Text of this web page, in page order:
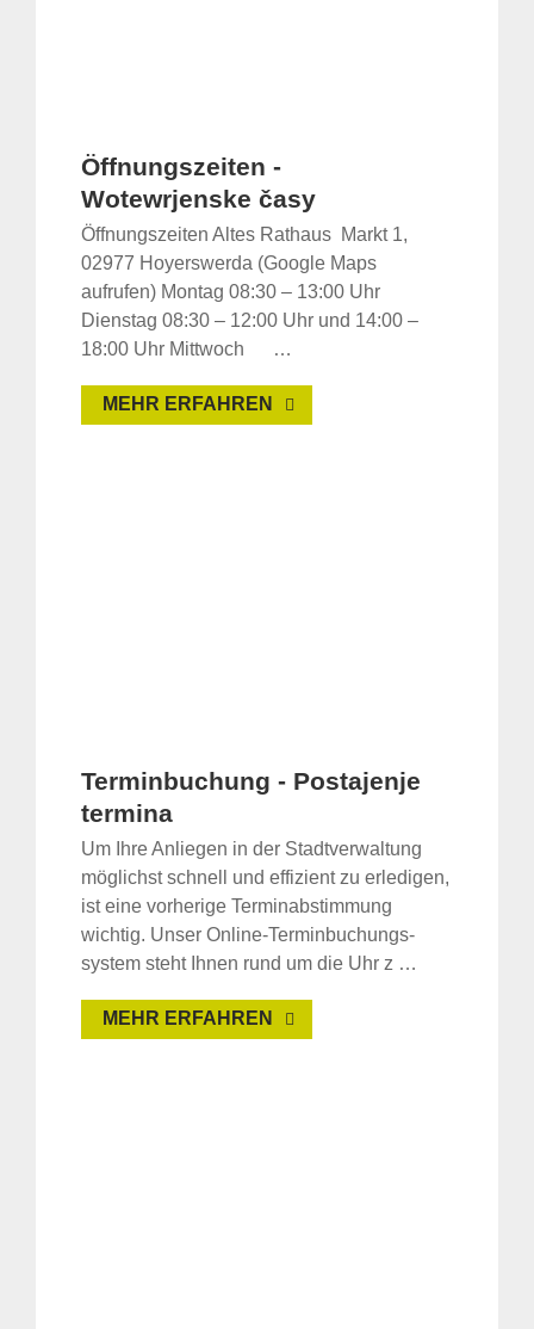
Öffnungszeiten -
Wotewrjenske časy
Öffnungszeiten Altes Rathaus Markt 1,
02977 Hoyerswerda (Google Maps
aufrufen) Montag 08:30 – 13:00 Uhr
Dienstag 08:30 – 12:00 Uhr und 14:00 –
18:00 Uhr Mittwoch …
MEHR ERFAHREN
Terminbuchung - Postajenje
termina
Um Ihre Anliegen in der Stadtverwaltung
möglichst schnell und effizient zu erledigen,
ist eine vorherige Terminabstimmung
wichtig. Unser Online-Termin­buchungs­
system steht Ihnen rund um die Uhr z …
MEHR ERFAHREN